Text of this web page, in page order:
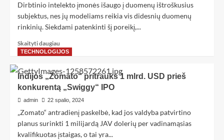
Dirbtinio intelekto įmonės išaugo į duomenų ištroškusius
subjektus, nes jų modeliams reikia vis didesnių duomenų
rinkinių. Siekdami patenkinti šį poreikį,...
Skaityti daugiau
TECHNOLOGIJOS
Indijos „Zomato“ pritrauks 1 mlrd. USD prieš
konkurentą „Swiggy“ IPO
admin 22 spalio, 2024
„Zomato“ antradienį paskelbė, kad jos valdyba patvirtino
planus surinkti 1 milijardą JAV dolerių per vadinamąsias
kvalifikuotas įstaigas, o tai yra...